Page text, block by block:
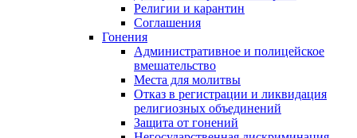
Религии и карантин
Соглашения
Гонения
Административное и полицейское
вмешательство
Места для молитвы
Отказ в регистрации и ликвидация
религиозных объединений
Защита от гонений